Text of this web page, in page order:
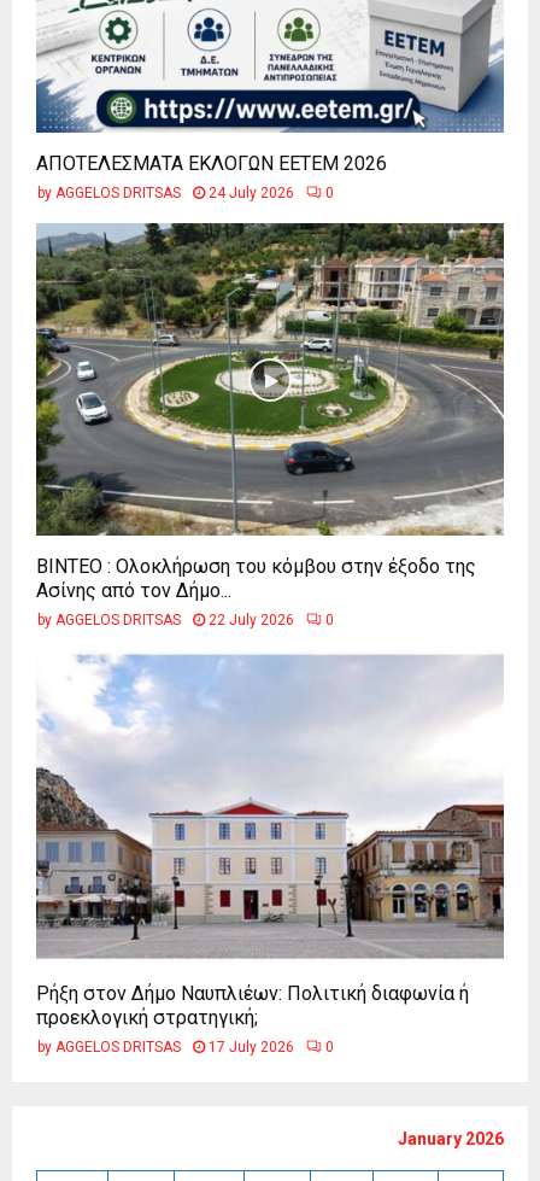
ΑΠΟΤΕΛΕΣΜΑΤΑ ΕΚΛΟΓΩΝ ΕΕΤΕΜ 2026
by AGGELOS DRITSAS 24 July 2026 0
ΒΙΝΤΕΟ : Ολοκλήρωση του κόμβου στην έξοδο της
Ασίνης από τον Δήμο...
by AGGELOS DRITSAS 22 July 2026 0
Ρήξη στον Δήμο Ναυπλιέων: Πολιτική διαφωνία ή
προεκλογική στρατηγική;
by AGGELOS DRITSAS 17 July 2026 0
January 2026